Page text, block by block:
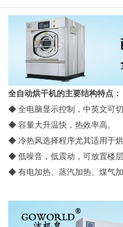
全自动烘干机的主要结构特点：
◆ 全电脑显示控制，中英文可切
◆ 容量大升温快，热效率高。
◆ 冷热风选择程序尤其适用于烘
◆ 低噪音，低震动，可放置楼层
◆ 有电加热、蒸汽加热、煤气